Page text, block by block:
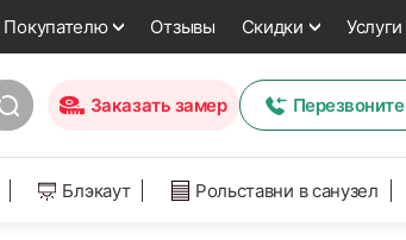
Покупателю Отзывы Скидки Услуги
Заказать замер Перезвоните
Блэкаут Рольставни в санузел